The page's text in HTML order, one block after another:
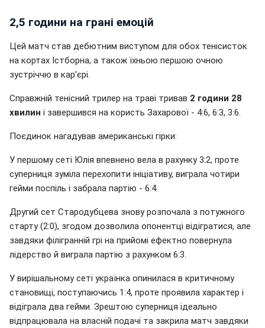
2,5 години на грані емоцій
Цей матч став дебютним виступом для обох тенісисток
на кортах Істборна, а також їхньою першою очною
зустріччю в кар’єрі.
Справжній тенісний трилер на траві тривав 2 години 28
хвилин і завершився на користь Захарової - 4:6, 6:3, 3:6.
Поєдинок нагадував американські гірки:
У першому сеті Юлія впевнено вела в рахунку 3:2, проте
суперниця зуміла перехопити ініціативу, виграла чотири
гейми поспіль і забрала партію - 6:4.
Другий сет Стародубцева знову розпочала з потужного
старту (2:0), згодом дозволила опонентці відігратися, але
завдяки філігранній грі на прийомі ефектно повернула
лідерство й виграла партію з рахунком 6:3.
У вирішальному сеті українка опинилася в критичному
становищі, поступаючись 1:4, проте проявила характер і
відіграла два гейми. Зрештою суперниця ідеально
відпрацювала на власній подачі та закрила матч завдяки